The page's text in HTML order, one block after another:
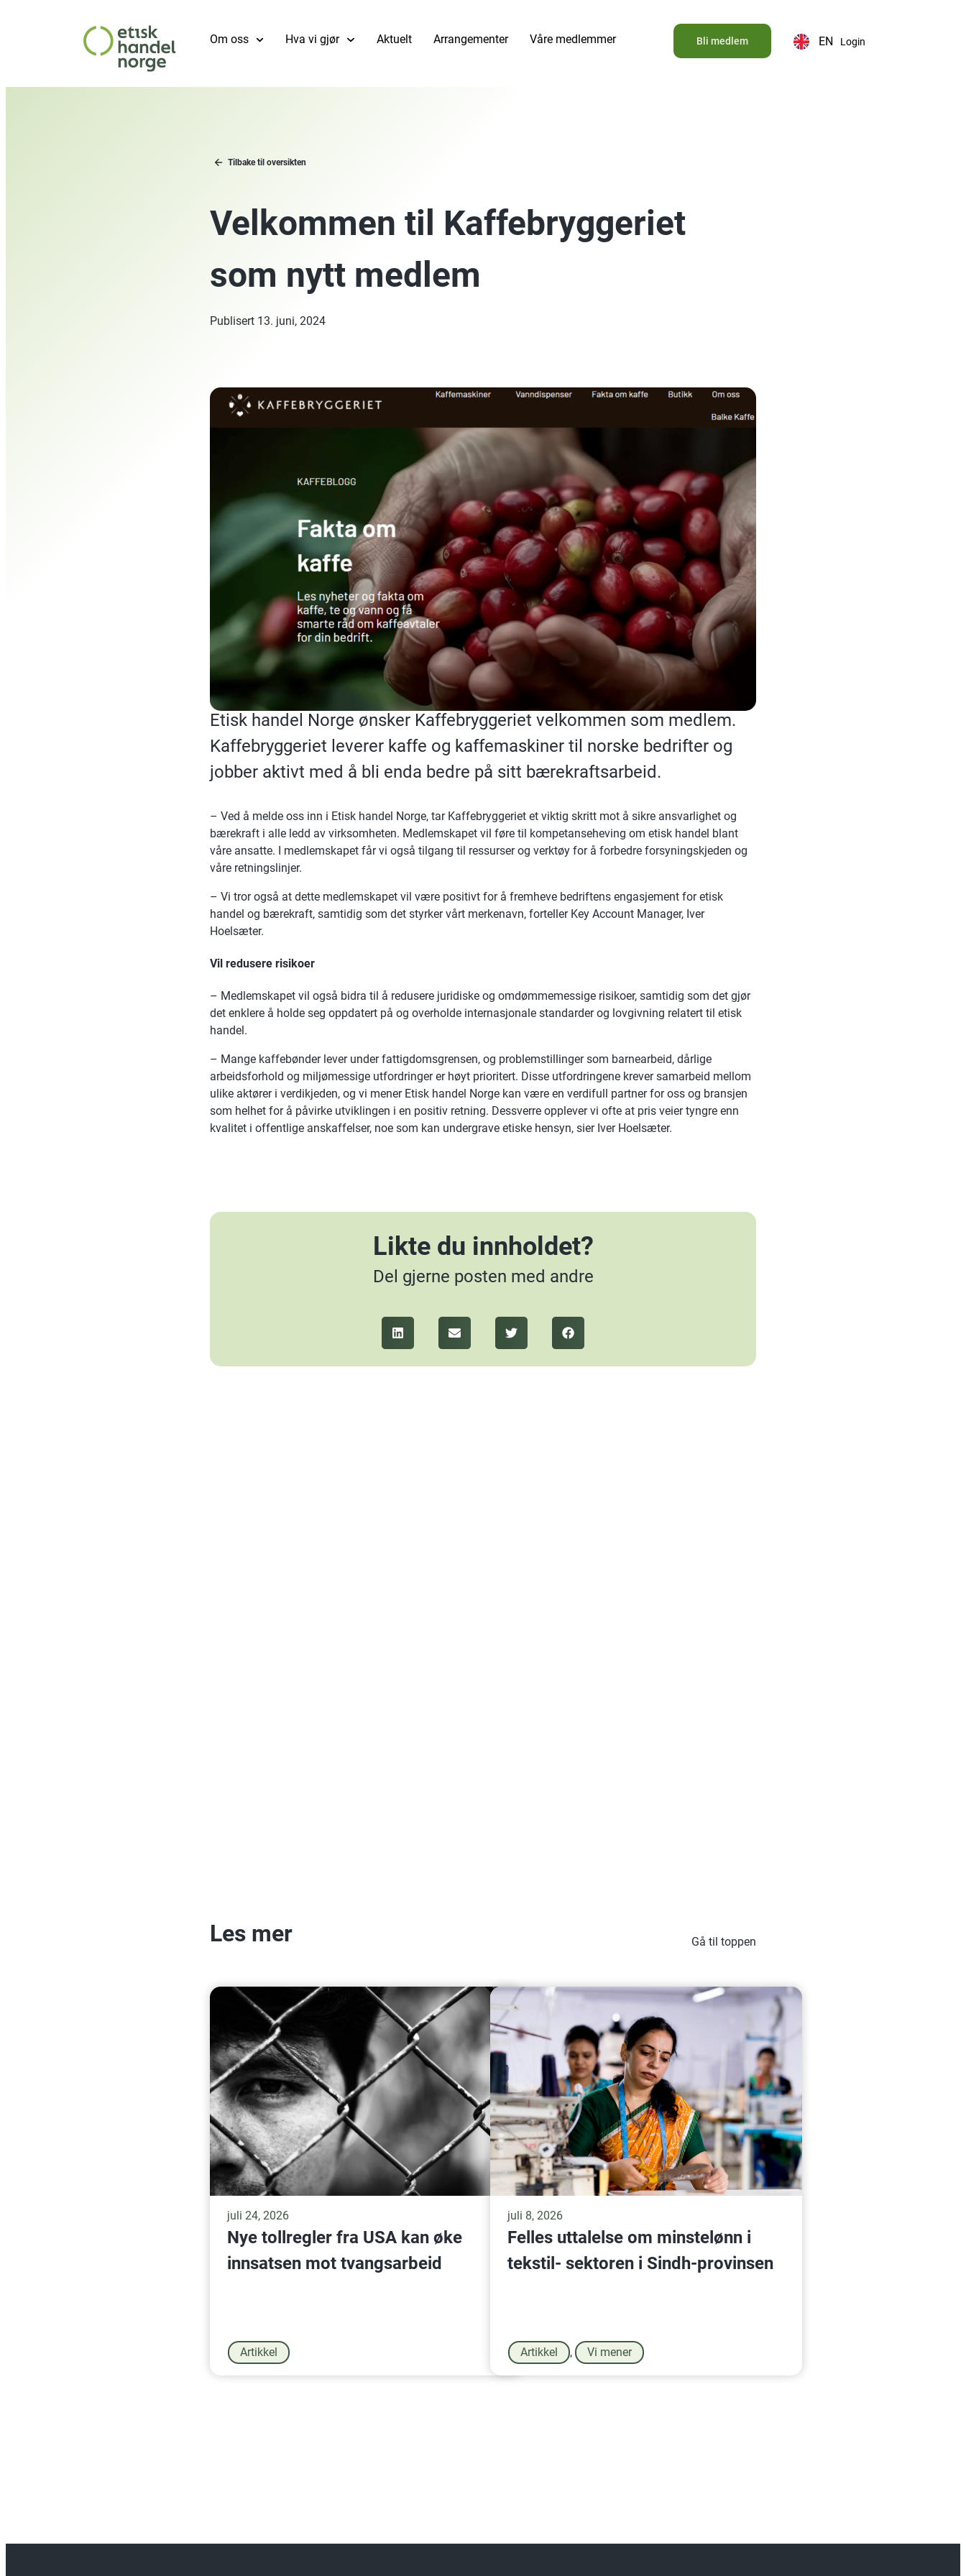
Om oss Hva vi gjør Aktuelt Arrangementer Våre medlemmer EN Login
Bli medlem
Tilbake til oversikten
Velkommen til Kaffebryggeriet
som nytt medlem
Publisert 13. juni, 2024
Etisk handel Norge ønsker Kaffebryggeriet velkommen som medlem.
Kaffebryggeriet leverer kaffe og kaffemaskiner til norske bedrifter og
jobber aktivt med å bli enda bedre på sitt bærekraftsarbeid.
– Ved å melde oss inn i Etisk handel Norge, tar Kaffebryggeriet et viktig skritt mot å sikre ansvarlighet og
bærekraft i alle ledd av virksomheten. Medlemskapet vil føre til kompetanseheving om etisk handel blant
våre ansatte. I medlemskapet får vi også tilgang til ressurser og verktøy for å forbedre forsyningskjeden og
våre retningslinjer.
– Vi tror også at dette medlemskapet vil være positivt for å fremheve bedriftens engasjement for etisk
handel og bærekraft, samtidig som det styrker vårt merkenavn, forteller Key Account Manager, Iver
Hoelsæter.
Vil redusere risikoer
– Medlemskapet vil også bidra til å redusere juridiske og omdømmemessige risikoer, samtidig som det gjør
det enklere å holde seg oppdatert på og overholde internasjonale standarder og lovgivning relatert til etisk
handel.
– Mange kaffebønder lever under fattigdomsgrensen, og problemstillinger som barnearbeid, dårlige
arbeidsforhold og miljømessige utfordringer er høyt prioritert. Disse utfordringene krever samarbeid mellom
ulike aktører i verdikjeden, og vi mener Etisk handel Norge kan være en verdifull partner for oss og bransjen
som helhet for å påvirke utviklingen i en positiv retning. Dessverre opplever vi ofte at pris veier tyngre enn
kvalitet i offentlige anskaffelser, noe som kan undergrave etiske hensyn, sier Iver Hoelsæter.
Likte du innholdet?
Del gjerne posten med andre
Les mer Gå til toppen
juli 24, 2026
Nye tollregler fra USA kan øke
innsatsen mot tvangsarbeid
Artikkel
juli 8, 2026
Felles uttalelse om minstelønn i
tekstil- sektoren i Sindh-provinsen
Artikkel , Vi mener